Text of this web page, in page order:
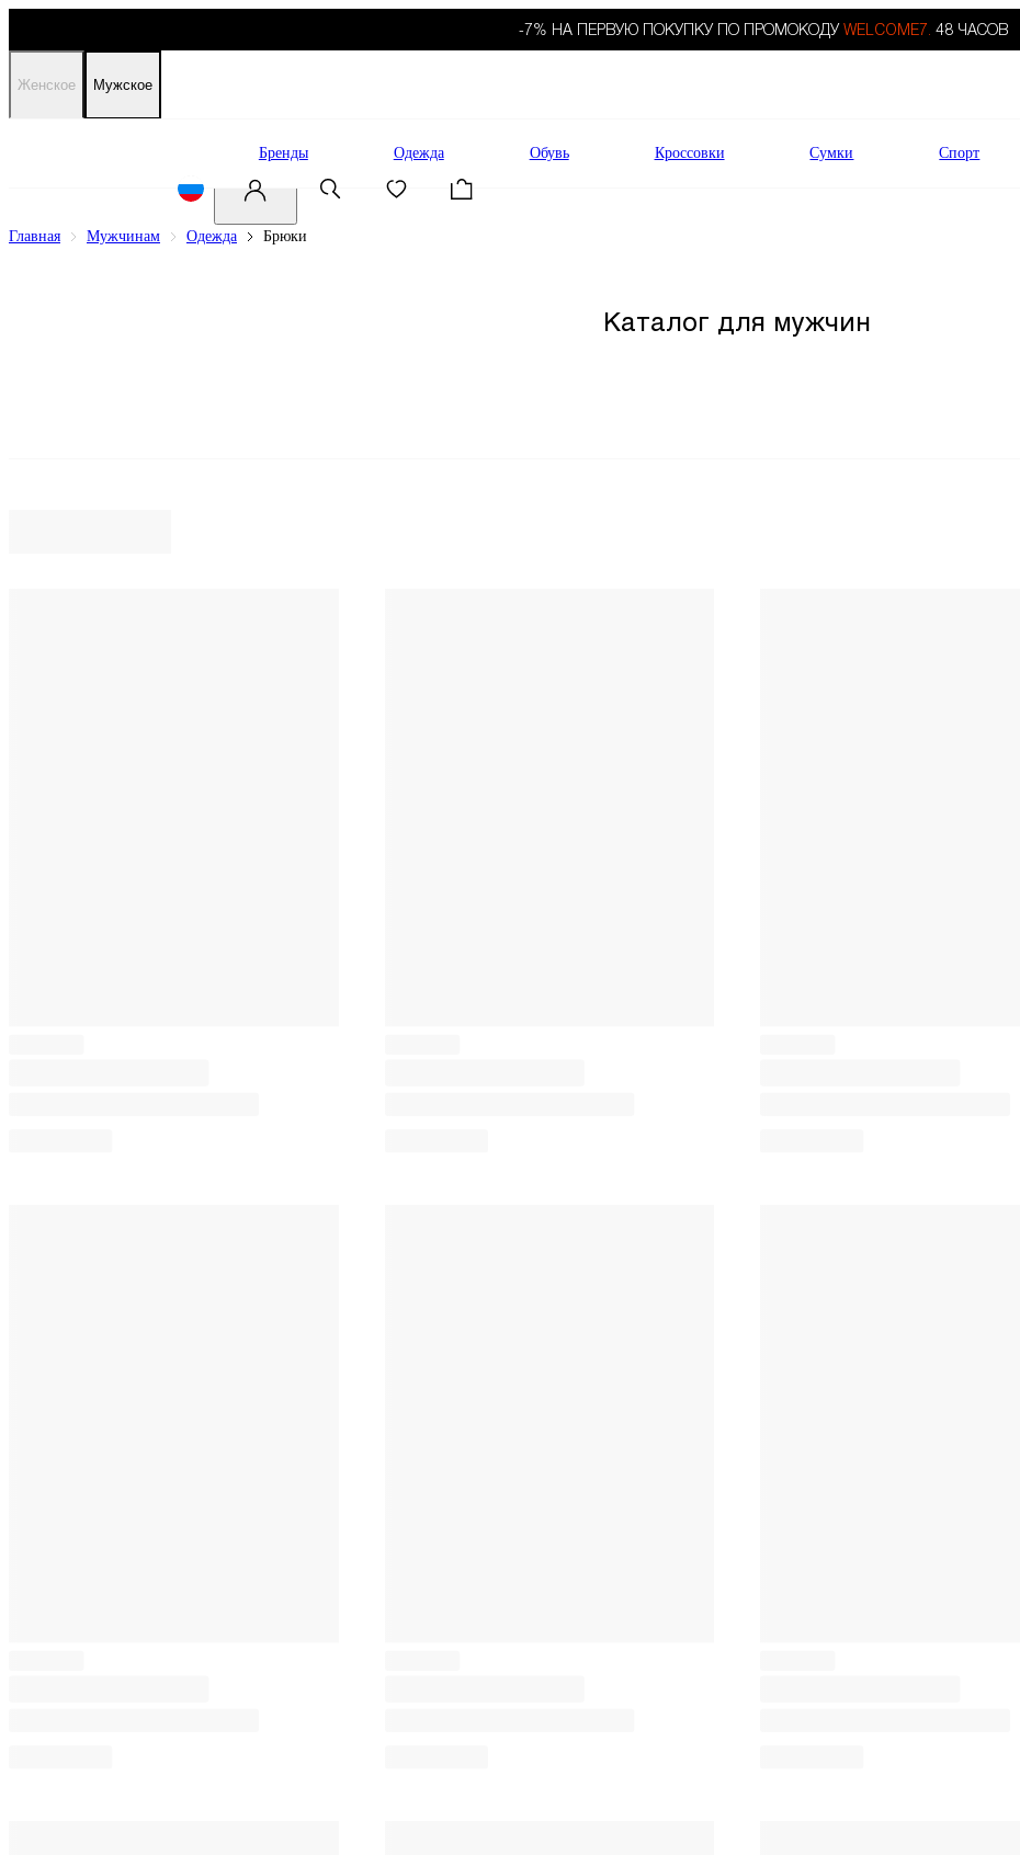
-7% НА ПЕРВУЮ ПОКУПКУ ПО ПРОМОКОДУ WELCOME7. 48 ЧАСОВ
Женское Мужское
Бренды Одежда Обувь Кроссовки Сумки Спорт
Главная Мужчинам Одежда Брюки
Каталог для мужчин